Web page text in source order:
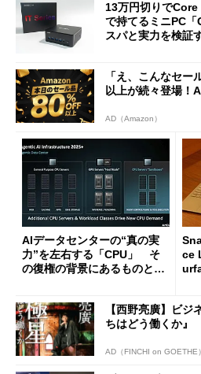
13万円切りで
で持てるミニPC
スパと実力を検証
「え、こんなセー
以上が続々登場！
AD（Amazon）
AIデータセンターの“真の実
力”を左右する「CPU」 そ
の復権の背景にあるものと
ce
た
【西野亮廣】ビ
ちはどう働くか』
AD（FINCHI on GOETHE）